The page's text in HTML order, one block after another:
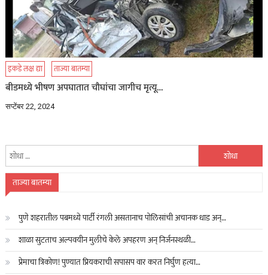
इकडे लक्ष द्या ताज्या बातम्या
बीडमध्ये भीषण अपघातात चौघांचा जागीच मृत्यू…
सप्टेंबर 22, 2024
शोध
ताज्या बातम्या
पुणे शहरातील पबमध्ये पार्टी रंगली असतानाच पोलिसांची अचानक धाड अन्…
शाळा सुटताच अल्पवयीन मुलीचे केले अपहरण अन् निर्जनस्थळी…
प्रेमाचा त्रिकोण! पुण्यात प्रियकराची सपासप वार करत निर्घुण हत्या…